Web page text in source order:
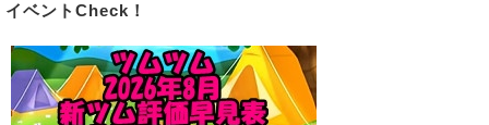
イベントCheck！